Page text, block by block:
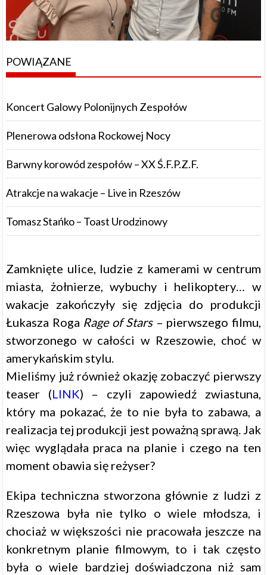
POWIĄZANE
Koncert Galowy Polonijnych Zespołów
Plenerowa odsłona Rockowej Nocy
Barwny korowód zespołów – XX Ś.F.P.Z.F.
Atrakcje na wakacje – Live in Rzeszów
Tomasz Stańko – Toast Urodzinowy
Zamknięte ulice, ludzie z kamerami w centrum
miasta, żołnierze, wybuchy i helikoptery… w
wakacje zakończyły się zdjęcia do produkcji
Łukasza Roga Rage of Stars– pierwszego filmu,
stworzonego w całości w Rzeszowie, choć w
amerykańskim stylu.
Mieliśmy już również okazję zobaczyć pierwszy
teaser (LINK) – czyli zapowiedź zwiastuna,
który ma pokazać, że to nie była to zabawa, a
realizacja tej produkcji jest poważną sprawą. Jak
więc wyglądała praca na planie i czego na ten
moment obawia się reżyser?
Ekipa techniczna stworzona głównie z ludzi z
Rzeszowa była nie tylko o wiele młodsza, i
chociaż w większości nie pracowała jeszcze na
konkretnym planie filmowym, to i tak często
była o wiele bardziej doświadczona niż sam